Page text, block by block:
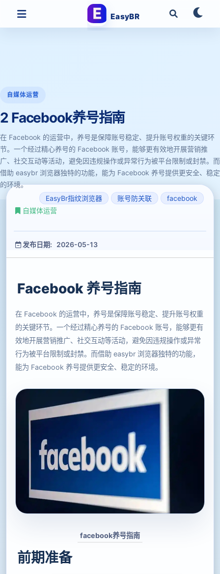
EasyBR
自媒体运营
2 Facebook养号指南
在 Facebook 的运营中，养号是保障账号稳定、提升账号权重的关键环
节。一个经过精心养号的 Facebook 账号，能够更有效地开展营销推
广、社交互动等活动，避免因违规操作或异常行为被平台限制或封禁。而
借助 easybr 浏览器独特的功能，能为 Facebook 养号提供更安全、稳定
的环境。
EasyBr指纹浏览器
账号防关联
facebook
自媒体运营
发布日期: 2026-05-13
Facebook 养号指南
在 Facebook 的运营中，养号是保障账号稳定、提升账号权重
的关键环节。一个经过精心养号的 Facebook 账号，能够更有
效地开展营销推广、社交互动等活动，避免因违规操作或异常
行为被平台限制或封禁。而借助 easybr 浏览器独特的功能，
能为 Facebook 养号提供更安全、稳定的环境。
facebook养号指南
前期准备